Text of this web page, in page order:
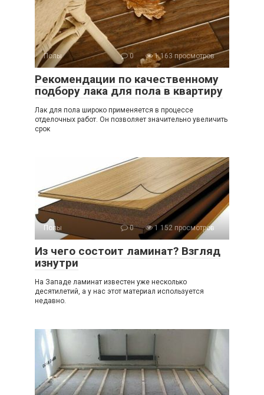
Полы 0 1 163 просмотров
Рекомендации по качественному
подбору лака для пола в квартиру
Лак для пола широко применяется в процессе
отделочных работ. Он позволяет значительно увеличить
срок
Полы 0 1 152 просмотров
Из чего состоит ламинат? Взгляд
изнутри
На Западе ламинат известен уже несколько
десятилетий, а у нас этот материал используется
недавно.